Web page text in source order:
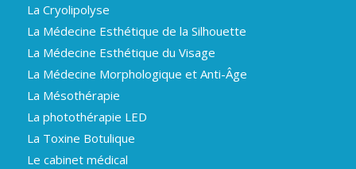
La Cryolipolyse
La Médecine Esthétique de la Silhouette
La Médecine Esthétique du Visage
La Médecine Morphologique et Anti-Âge
La Mésothérapie
La photothérapie LED
La Toxine Botulique
Le cabinet médical